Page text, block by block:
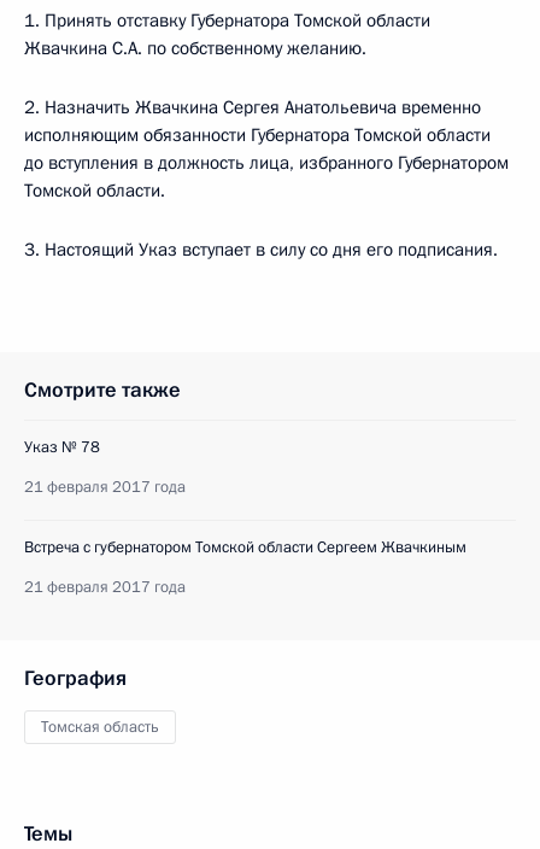
1. Принять отставку Губернатора Томской области
Жвачкина С.А. по собственному желанию.
2. Назначить Жвачкина Сергея Анатольевича временно
исполняющим обязанности Губернатора Томской области
до вступления в должность лица, избранного Губернатором
Томской области.
3. Настоящий Указ вступает в силу со дня его подписания.
Смотрите также
Указ № 78
21 февраля 2017 года
Встреча с губернатором Томской области Сергеем Жвачкиным
21 февраля 2017 года
География
Томская область
Темы